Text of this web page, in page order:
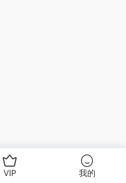
VIP 我的